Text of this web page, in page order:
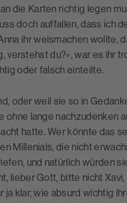
die Karten richtig legen
doch auffallen, dass ich
ihr weismachen wollte,
du?«, war es ihr
oder falsch einteilte.
oder weil sie so in
lange nachzudenken
hatte. Wer könnte das
Millenials, die nicht
und natürlich würden
lieber Gott, bitte nicht
klar, wie absurd wichtig